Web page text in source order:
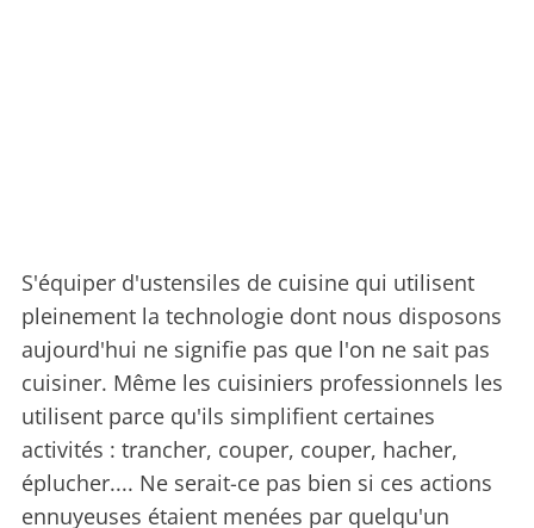
S'équiper d'ustensiles de cuisine qui utilisent
pleinement la technologie dont nous disposons
aujourd'hui ne signifie pas que l'on ne sait pas
cuisiner. Même les cuisiniers professionnels les
utilisent parce qu'ils simplifient certaines
activités : trancher, couper, couper, hacher,
éplucher.... Ne serait-ce pas bien si ces actions
ennuyeuses étaient menées par quelqu'un